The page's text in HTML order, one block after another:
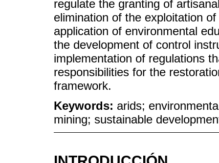
regulate the granting of
elimination of the exploitation
application of environmental
the development of control
implementation of regulations
responsibilities for the
framework.
Keywords: arids;
mining; sustainable